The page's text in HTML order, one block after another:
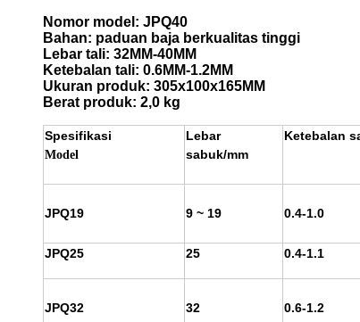
Nomor model: JPQ40
Bahan: paduan baja berkualitas tinggi
Lebar tali: 32MM-40MM
Ketebalan tali: 0.6MM-1.2MM
Ukuran produk: 305x100x165MM
Berat produk: 2,0 kg
Spesifikasi
Model
Lebar
sabuk/mm
Ketebalan
JPQ19 9 ~ 19 0.4-1.0
JPQ25 25 0.4-1.1
JPQ32 32 0.6-1.2